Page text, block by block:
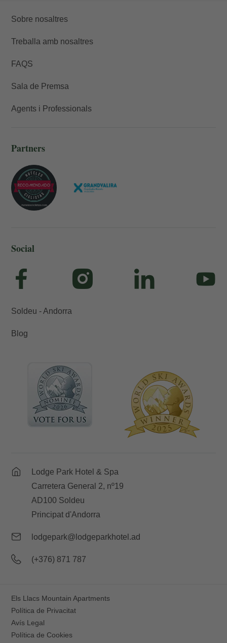
Sobre nosaltres
Treballa amb nosaltres
FAQS
Sala de Premsa
Agents i Professionals
Partners
Social
Soldeu - Andorra
Blog
Lodge Park Hotel & Spa
Carretera General 2, nº19
AD100 Soldeu
Principat d'Andorra
lodgepark@lodgeparkhotel.ad
(+376) 871 787
Els Llacs Mountain Apartments
Política de Privacitat
Avís Legal
Política de Cookies